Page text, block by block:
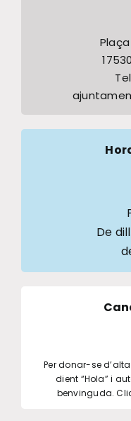
De
Per donar-se
dient “Hola” i
benvinguda.